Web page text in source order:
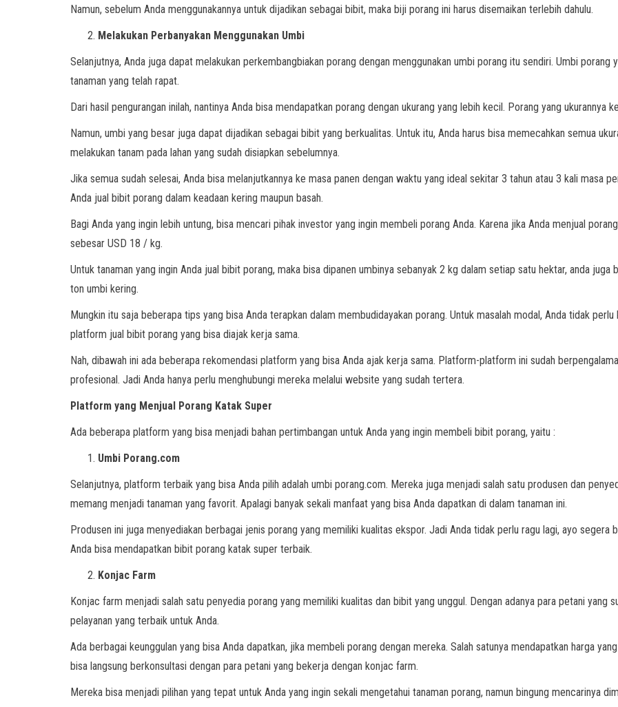
Namun, sebelum Anda menggunakannya untuk dijadikan sebagai bibit, maka biji porang ini harus disemaikan terlebih dahulu.
Melakukan Perbanyakan Menggunakan Umbi
Selanjutnya, Anda juga dapat melakukan perkembangbiakan porang dengan menggunakan umbi porang itu sendiri. Umbi porang
tanaman yang telah rapat.
Dari hasil pengurangan inilah, nantinya Anda bisa mendapatkan porang dengan ukurang yang lebih kecil. Porang yang ukurannya
Namun, umbi yang besar juga dapat dijadikan sebagai bibit yang berkualitas. Untuk itu, Anda harus bisa memecahkan semua
melakukan tanam pada lahan yang sudah disiapkan sebelumnya.
Jika semua sudah selesai, Anda bisa melanjutkannya ke masa panen dengan waktu yang ideal sekitar 3 tahun atau 3 kali masa
Anda jual bibit porang dalam keadaan kering maupun basah.
Bagi Anda yang ingin lebih untung, bisa mencari pihak investor yang ingin membeli porang Anda. Karena jika Anda menjual
sebesar USD 18 / kg.
Untuk tanaman yang ingin Anda jual bibit porang, maka bisa dipanen umbinya sebanyak 2 kg dalam setiap satu hektar, anda
ton umbi kering.
Mungkin itu saja beberapa tips yang bisa Anda terapkan dalam membudidayakan porang. Untuk masalah modal, Anda tidak
platform jual bibit porang yang bisa diajak kerja sama.
Nah, dibawah ini ada beberapa rekomendasi platform yang bisa Anda ajak kerja sama. Platform-platform ini sudah
profesional. Jadi Anda hanya perlu menghubungi mereka melalui website yang sudah tertera.
Platform yang Menjual Porang Katak Super
Ada beberapa platform yang bisa menjadi bahan pertimbangan untuk Anda yang ingin membeli bibit porang, yaitu :
Umbi Porang.com
Selanjutnya, platform terbaik yang bisa Anda pilih adalah umbi porang.com. Mereka juga menjadi salah satu produsen dan
memang menjadi tanaman yang favorit. Apalagi banyak sekali manfaat yang bisa Anda dapatkan di dalam tanaman ini.
Produsen ini juga menyediakan berbagai jenis porang yang memiliki kualitas ekspor. Jadi Anda tidak perlu ragu lagi, ayo
Anda bisa mendapatkan bibit porang katak super terbaik.
Konjac Farm
Konjac farm menjadi salah satu penyedia porang yang memiliki kualitas dan bibit yang unggul. Dengan adanya para petani yang
pelayanan yang terbaik untuk Anda.
Ada berbagai keunggulan yang bisa Anda dapatkan, jika membeli porang dengan mereka. Salah satunya mendapatkan harga
bisa langsung berkonsultasi dengan para petani yang bekerja dengan konjac farm.
Mereka bisa menjadi pilihan yang tepat untuk Anda yang ingin sekali mengetahui tanaman porang, namun bingung mencarinya